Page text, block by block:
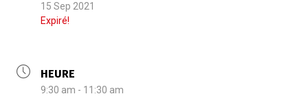
15 Sep 2021
Expiré!
HEURE
9:30 am - 11:30 am